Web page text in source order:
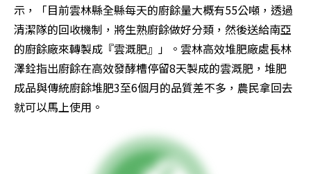
示，「目前雲林縣全縣每天的廚餘量大概有55公噸，透過
清潔隊的回收機制，將生熟廚餘做好分類，然後送給南亞
的廚餘廠來轉製成『雲溉肥』」。雲林高效堆肥廠處長林
澤銓指出廚餘在高效發酵槽停留8天製成的雲溉肥，堆肥
成品與傳統廚餘堆肥3至6個月的品質差不多，農民拿回去
就可以馬上使用。